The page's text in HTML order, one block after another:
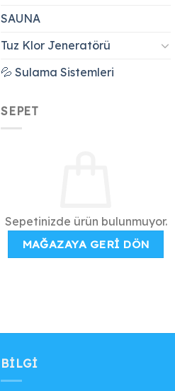
SAUNA
Tuz Klor Jeneratörü
💦 Sulama Sistemleri
SEPET
Sepetinizde ürün bulunmuyor.
MAĞAZAYA GERI DÖN
BILGI